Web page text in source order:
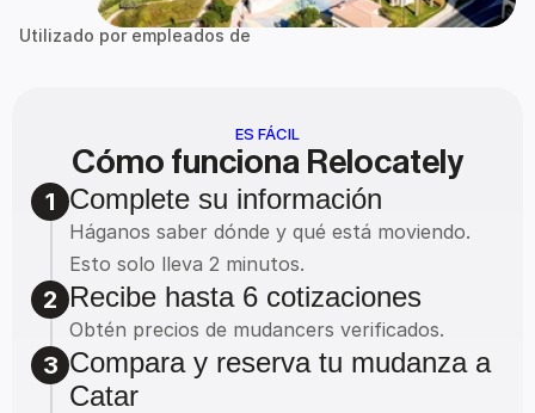
Utilizado por empleados de
ES FÁCIL
Cómo funciona Relocately
1 Complete su información
Háganos saber dónde y qué está moviendo.
Esto solo lleva 2 minutos.
2 Recibe hasta 6 cotizaciones
Obtén precios de mudancers verificados.
3 Compara y reserva tu mudanza a
Catar